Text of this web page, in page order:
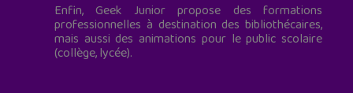
Enfin, Geek Junior propose des formations
professionnelles à destination des bibliothécaires,
mais aussi des animations pour le public scolaire
(collège, lycée).